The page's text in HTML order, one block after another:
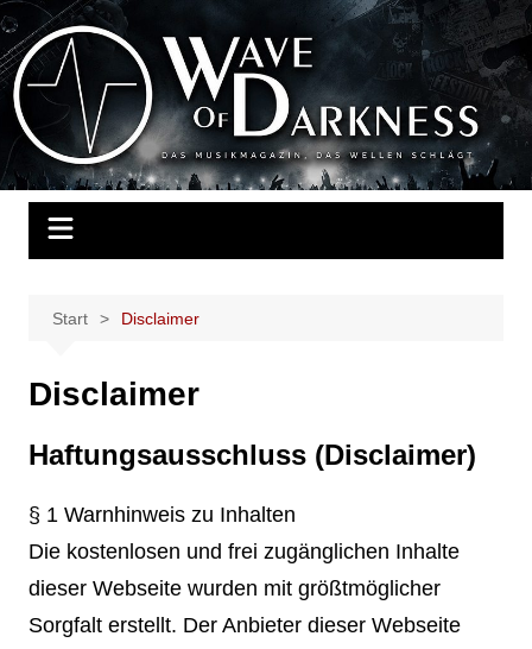
Zum
Inhalt
springen
Wave of Darkness
Das Musikmagazin, das Wellen schlägt. Konzerte, Festivals, Events,
Fotos, Termine, Interviews, Berichte, Musik
Start Disclaimer
Disclaimer
Haftungsausschluss (Disclaimer)
§ 1 Warnhinweis zu Inhalten
Die kostenlosen und frei zugänglichen Inhalte
dieser Webseite wurden mit größtmöglicher
Sorgfalt erstellt. Der Anbieter dieser Webseite